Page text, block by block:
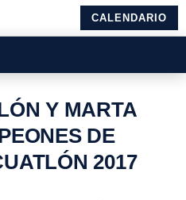
CALENDARIO
Y MARTA
DE
2017